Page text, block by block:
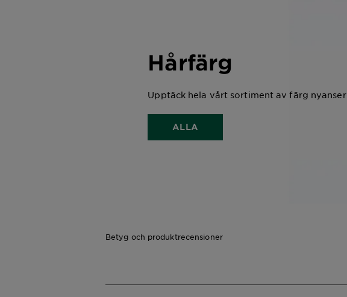
Hårfärg
Upptäck hela vårt sortiment av färg nyanser
ALLA
Betyg och produktrecensioner